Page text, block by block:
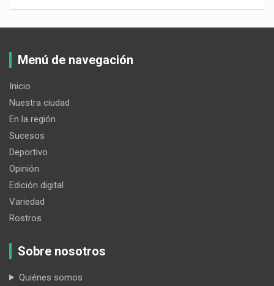
Menú de navegación
Inicio
Nuestra ciudad
En la región
Sucesos
Deportivo
Opinión
Edición digital
Variedad
Rostros
Sobre nosotros
Quiénes somos